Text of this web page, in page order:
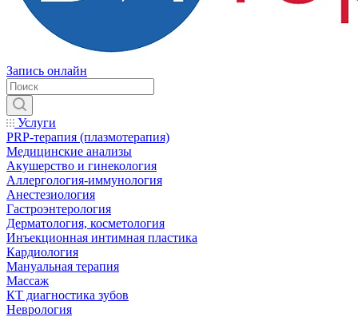
Запись онлайн
Услуги
PRP-терапия (плазмотерапия)
Медицинские анализы
Акушерство и гинекология
Аллергология-иммунология
Анестезиология
Гастроэнтерология
Дерматология, косметология
Инъекционная интимная пластика
Кардиология
Мануальная терапия
Массаж
КТ диагностика зубов
Неврология